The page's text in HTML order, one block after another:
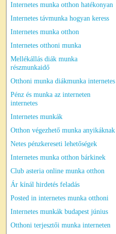
Internetes munka otthon hatékonyan
Internetes távmunka hogyan keress
Internetes munka otthon
Internetes otthoni munka
Mellékállás diák munka
részmunkaidő
Otthoni munka diákmunka internetes
Pénz és munka az interneten
internetes
Internetes munkák
Otthon végezhető munka anyikáknak
Netes pénzkereseti lehetőségek
Internetes munka otthon bárkinek
Club asteria online munka otthon
Ár kínál hirdetés feladás
Posted in internetes munka otthoni
Internetes munkák budapest június
Otthoni terjesztői munka interneten